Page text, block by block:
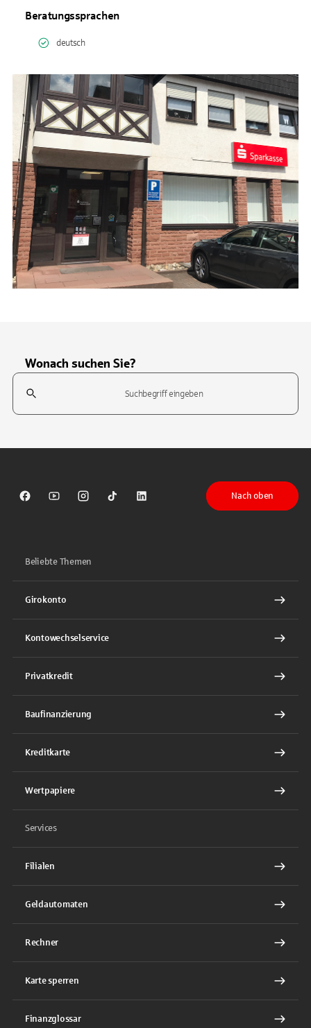
Beratungssprachen
deutsch
Wonach suchen Sie?
Suchfeld
Sparkasse auf Facebook
Sparkasse auf Youtube
Sparkasse auf Instagram
Sparkasse auf TikTok
Sparkasse auf LinkedIn
Nach oben
Beliebte Themen
Girokonto
Kontowechselservice
Privatkredit
Baufinanzierung
Kreditkarte
Wertpapiere
Services
Filialen
Geldautomaten
Rechner
Karte sperren
Finanzglossar